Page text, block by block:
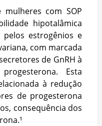
com SOP
hipotalâmica
estrogênios e
com marcada
de GnRH à
Esta
à redução
de progesterona
consequência dos